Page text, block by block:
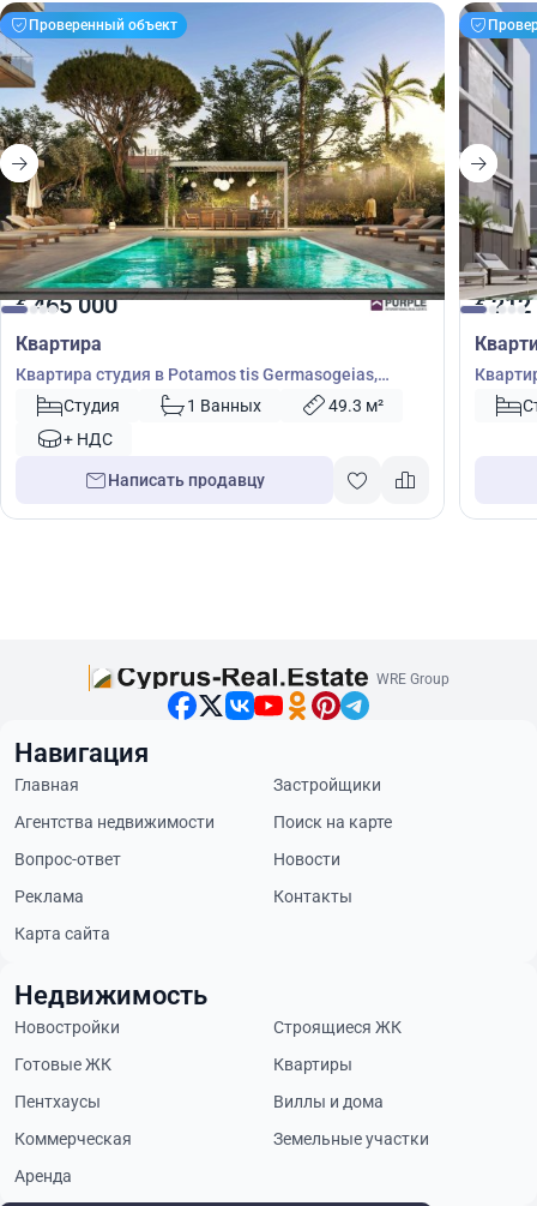
Проверенный объект
€465 000
Квартира
Квартира студия в Potamos tis Germasogeias,
Гермасойя, Лимасол, Кипр № 8812
Студия 1 Ванных
49.3 м²
+ НДС
Написать продавцу
€212
4990
WRE Group
Навигация
Главная
Застройщики
Агентства недвижимости
Поиск на карте
Вопрос-ответ
Новости
Реклама
Контакты
Карта сайта
Недвижимость
Новостройки
Строящиеся ЖК
Готовые ЖК
Квартиры
Пентхаусы
Виллы и дома
Коммерческая
Земельные участки
Аренда